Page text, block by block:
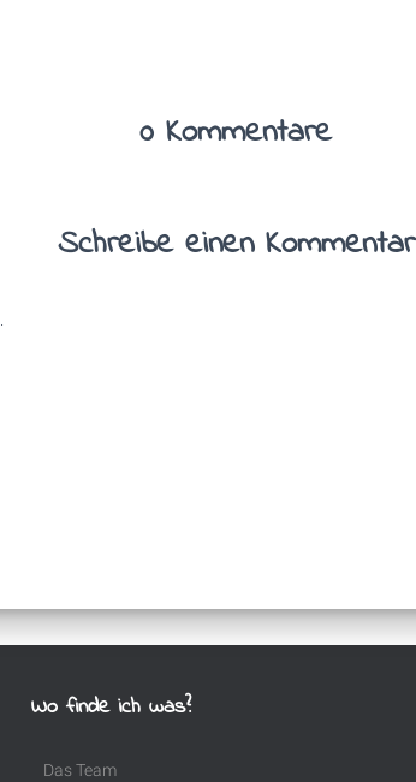
0 Kommentare
Schreibe einen Kommentar
Wo finde ich was?
Das Team